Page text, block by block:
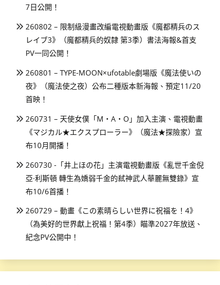
7日公開！
260802 – 限制級漫畫改編電視動畫版《魔都精兵のス
レイブ3》（魔都精兵的奴隸 第3季）書法海報&首支
PV一同公開！
260801 – TYPE-MOON×ufotable劇場版《魔法使いの
夜》（魔法使之夜）公布二種版本新海報、預定11/20
首映！
260731 – 天使女僕「M・A・O」加入主演、電視動畫
《マジカル★エクスプローラー》（魔法★探險家）宣
布10月開播！
260730 -「井上ほの花」主演電視動畫版《亂世千金倪
亞·利斯頓 轉生為嬌弱千金的弒神武人華麗無雙錄》宣
布10/6首播！
260729 – 動畫《この素晴らしい世界に祝福を！4》
（為美好的世界獻上祝福！第4季）瞄準2027年放送、
紀念PV公開中！